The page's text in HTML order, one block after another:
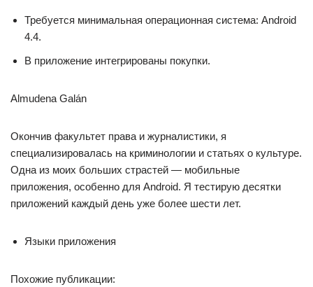
Требуется минимальная операционная система: Android
4.4.
В приложение интегрированы покупки.
Almudena Galán
Окончив факультет права и журналистики, я
специализировалась на криминологии и статьях о культуре.
Одна из моих больших страстей — мобильные
приложения, особенно для Android. Я тестирую десятки
приложений каждый день уже более шести лет.
Языки приложения
Похожие публикации: